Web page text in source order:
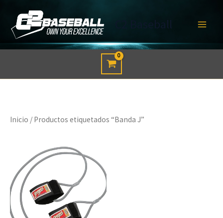
contenido
C2 Baseball
Inicio / Productos etiquetados “Banda J”